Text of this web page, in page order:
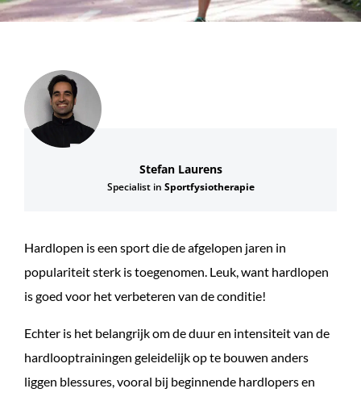
Stefan Laurens
Specialist in Sportfysiotherapie
Hardlopen is een sport die de afgelopen jaren in
populariteit sterk is toegenomen. Leuk, want hardlopen
is goed voor het verbeteren van de conditie!
Echter is het belangrijk om de duur en intensiteit van de
hardlooptrainingen geleidelijk op te bouwen anders
liggen blessures, vooral bij beginnende hardlopers en